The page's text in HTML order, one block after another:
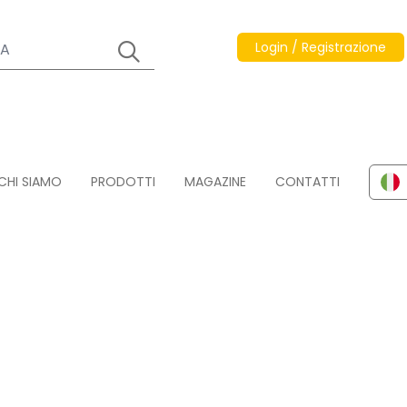
Login / Registrazione
SIAMO PRODOTTI MAGAZINE CONTATTI